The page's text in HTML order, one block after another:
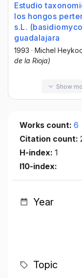
Estudio
los hongos
s.L.
guadalajara
1993 · Michel
de la Rioja)
Show
Works count: 6
Citation count:
H-index: 1
I10-index:
Year
Topic